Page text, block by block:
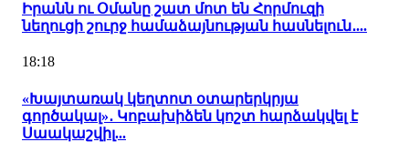
Իրանն ու Օմանը շատ մոտ են Հորմուզի
նեղուցի շուրջ համաձայնության հասնելուն․...
18:18
«Խայտառակ կեղտոտ օտարերկրյա
գործակալ»․ Կոբախիձեն կոշտ հարձակվել է
Սաակաշվիլ...